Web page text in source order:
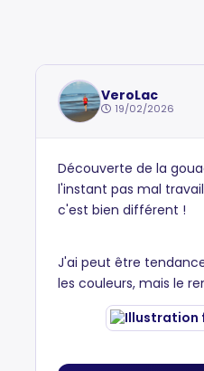
VeroLac
19/02/2026
Découverte de la
l'instant pas mal
c'est bien différent !
J'ai peut être
les couleurs, mais le